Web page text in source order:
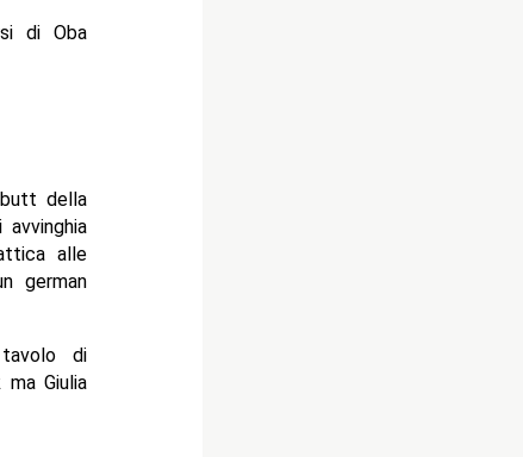
di Oba
della
alle
german
di
Giulia